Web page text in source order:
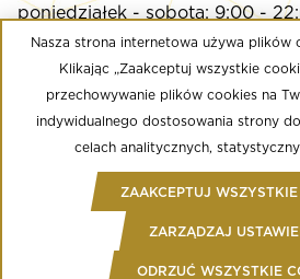
poniedziałek - sobota: 9:00 -
niedziela: 9:00 - 21:00
Multikino
poniedziałek - niedziela: 9:00 -
Well Fitness
poniedziałek - niedziela: 24/7
© Copyright 2020 Złote Tarasy
Nasza strona internetowa używa plików
Klikając „Zaakceptuj wszystkie
przechowywanie plików cookies na
indywidualnego dostosowania strony
celach analitycznych,
ZAAKCEPTUJ
ZARZĄDZAJ
ODRZUĆ WSZYSTKIE